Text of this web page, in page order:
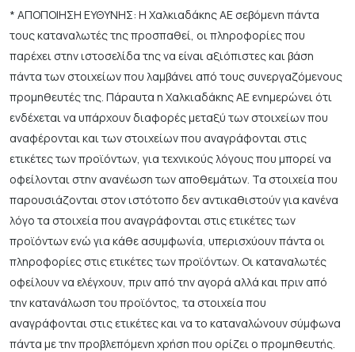
* ΑΠΟΠΟΙΗΣΗ ΕΥΘΥΝΗΣ: Η Χαλκιαδάκης ΑΕ σεβόμενη πάντα
τους καταναλωτές της προσπαθεί, οι πληροφορίες που
παρέχει στην ιστοσελίδα της να είναι αξιόπιστες και βάση
πάντα των στοιχείων που λαμβάνει από τους συνεργαζόμενους
προμηθευτές της. Πάραυτα η Χαλκιαδάκης ΑΕ ενημερώνει ότι
ενδέχεται να υπάρχουν διαφορές μεταξύ των στοιχείων που
αναφέρονται και των στοιχείων που αναγράφονται στις
ετικέτες των προϊόντων, για τεχνικούς λόγους που μπορεί να
οφείλονται στην ανανέωση των αποθεμάτων. Τα στοιχεία που
παρουσιάζονται στον ιστότοπο δεν αντικαθιστούν για κανένα
λόγο τα στοιχεία που αναγράφονται στις ετικέτες των
προϊόντων ενώ για κάθε ασυμφωνία, υπερισχύουν πάντα οι
πληροφορίες στις ετικέτες των προϊόντων. Οι καταναλωτές
οφείλουν να ελέγχουν, πριν από την αγορά αλλά και πριν από
την κατανάλωση του προϊόντος, τα στοιχεία που
αναγράφονται στις ετικέτες και να το καταναλώνουν σύμφωνα
πάντα με την προβλεπόμενη χρήση που ορίζει ο προμηθευτής.